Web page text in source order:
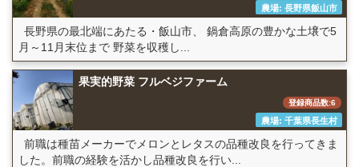
農場: 長野県飯山市
長野県の最北端にあたる・飯山市、 鍋倉高原の豊かな土壌で5
月～11月末位まで 野菜を収穫し...
果実的野菜 フルベジファーム
登録商品数:6
農場: 千葉県長生村
前職は種苗メーカーでメロンとレタスの品種改良を行ってきま
した。前職の経験を活かし品種改良を行い...